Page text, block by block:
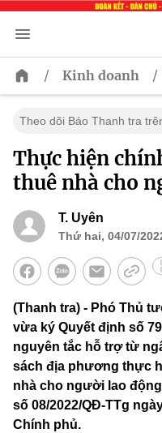
/ Kinh doanh /
Theo dõi Báo Thanh tra
Thực hiện
thuê nhà cho
T. Uyên
Thứ hai, 04/07/
(Thanh tra) - Phó Thủ
vừa ký Quyết định số
nguyên tắc hỗ trợ từ
sách địa phương thực
nhà cho người lao
số 08/2022/QĐ-TTg
Chính phủ.